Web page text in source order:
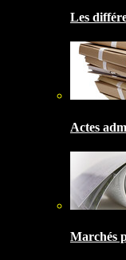
Les
Actes
Marchés